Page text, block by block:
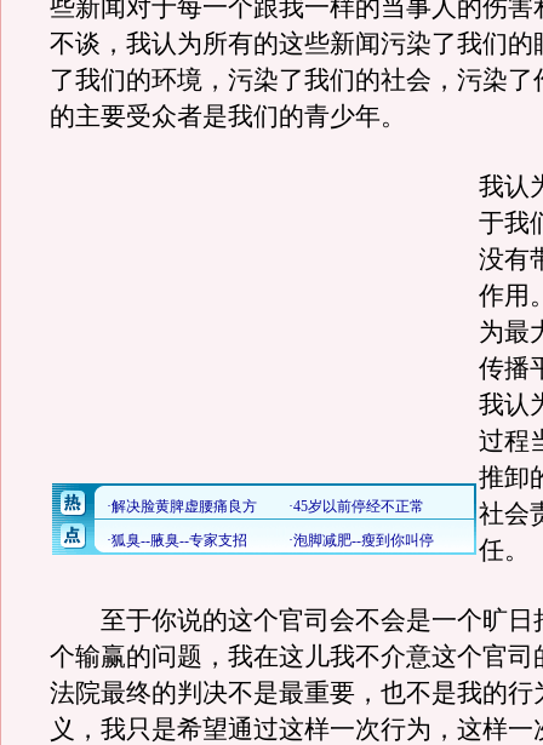
些新闻对于每一个跟我一样的当事人的伤害
不谈，我认为所有的这些新闻污染了我们的
了我们的环境，污染了我们的社会，污染了
的主要受众者是我们的青少年。
我认
于我
没有
作用
为最
传播
我认
过程
推卸
社会
任。
至于你说的这个官司会不会是一个旷日
个输赢的问题，我在这儿我不介意这个官司
法院最终的判决不是最重要，也不是我的行
义，我只是希望通过这样一次行为，这样一